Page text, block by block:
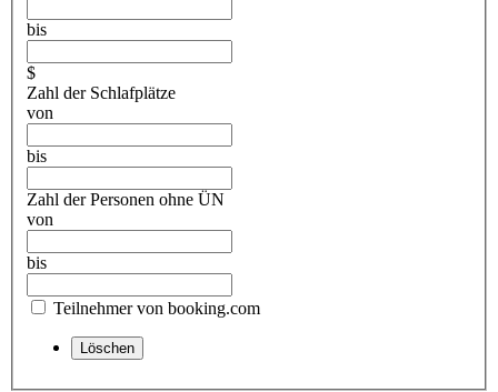
bis
$
Zahl der Schlafplätze
von
bis
Zahl der Personen ohne ÜN
von
bis
Teilnehmer von booking.com